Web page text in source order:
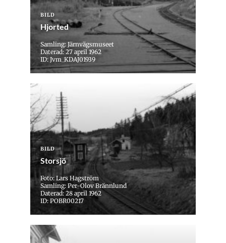
BILD
Hjorted
Samling: Järnvägsmuseet
Daterad: 27 april 1962
ID: Jvm_KDAJ01939
BILD
Storsjö
Foto: Lars Hagström
Samling: Per-Olov Brännlund
Daterad: 28 april 1962
ID: POBR00217